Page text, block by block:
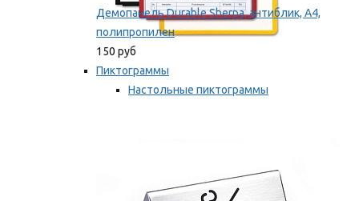
Демопанель Durable Sherpa, антиблик, А4,
полипропилен
150 руб
Пиктограммы
Настольные пиктограммы